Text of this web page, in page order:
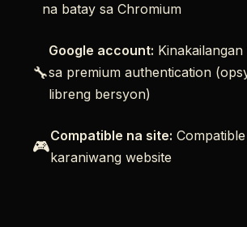
na batay sa Chromium
🔧
Google account:
sa premium authentication
libreng bersyon)
🎮
Compatible na site:
karaniwang website